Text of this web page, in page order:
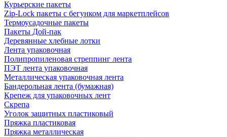
Курьерские пакеты
Zip-Lock пакеты с бегунком для маркетплейсов
Термоусадочные пакеты
Пакеты Дой-пак
Деревянные хлебные лотки
Лента упаковочная
Полипропиленовая стреппинг лента
ПЭТ лента упаковочная
Металлическая упаковочная лента
Бандерольная лента (бумажная)
Крепеж для упаковочных лент
Скрепа
Уголок защитных пластиковый
Пряжка пластиковая
Пряжка металлическая